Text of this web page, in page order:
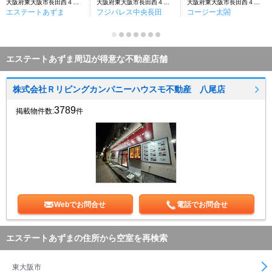
エステートあずま フジパレス中央長田 コージー太閤
エステートあずま周辺が得意な不動産店舗
株式会社Ｒリビングカンパニーハウスモ不動産 八尾店
掲載物件数:3789件
Webでお問合せ 電話でお問合せ
エステートあずまの住所から空室を再検索
東大阪市